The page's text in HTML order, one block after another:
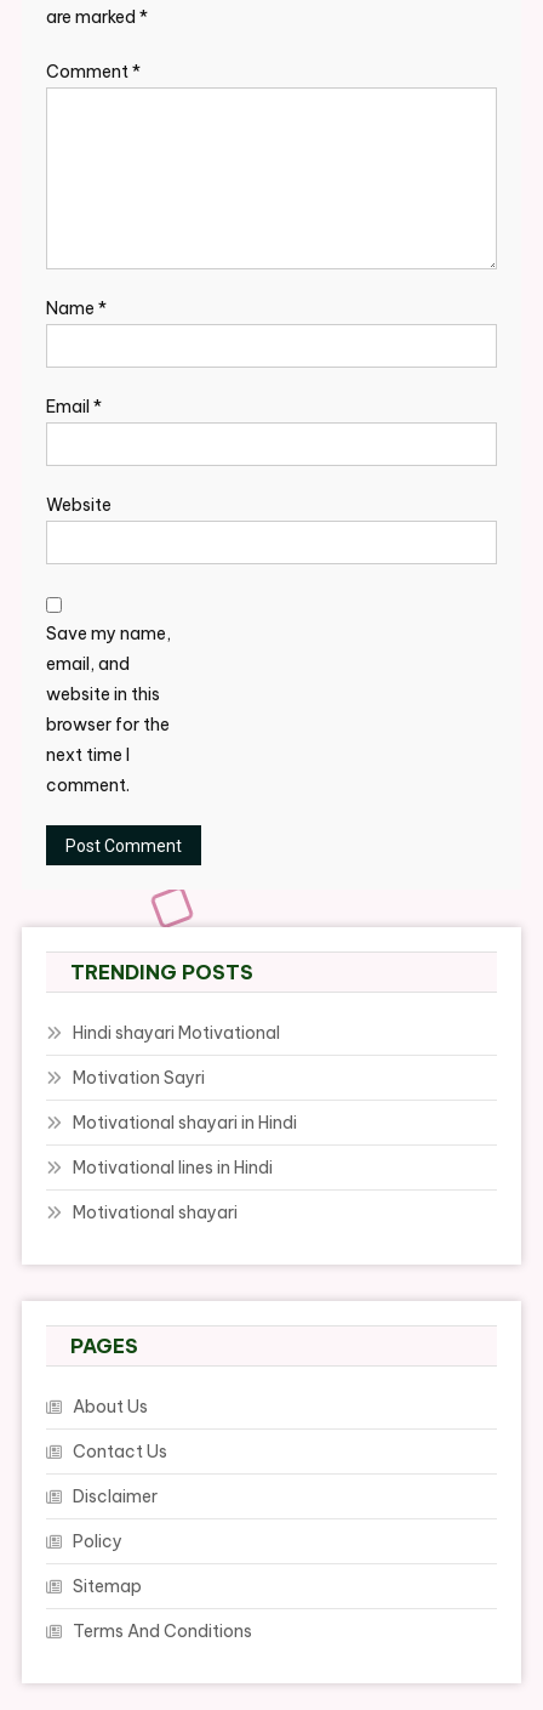
are marked *
Comment*
Name *
Email *
Website
Save my name,
email, and
website in this
browser for the
next time I
comment.
TRENDING POSTS
Hindi shayari Motivational
Motivation Sayri
Motivational shayari in Hindi
Motivational lines in Hindi
Motivational shayari
PAGES
About Us
Contact Us
Disclaimer
Policy
Sitemap
Terms And Conditions